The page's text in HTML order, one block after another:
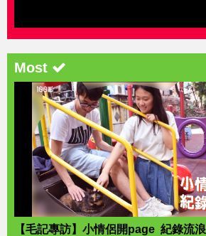
Most
【毛記專訪】小情侶開page 紀錄流